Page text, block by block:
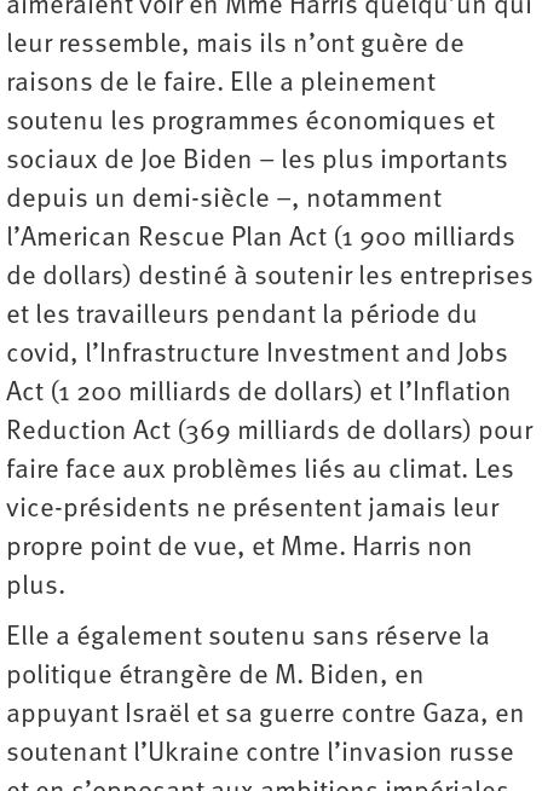
aimeraient voir en Mme Harris quelqu’un qui
leur ressemble, mais ils n’ont guère de
raisons de le faire. Elle a pleinement
soutenu les programmes économiques et
sociaux de Joe Biden – les plus importants
depuis un demi-siècle –, notamment
l’American Rescue Plan Act (1 900 milliards
de dollars) destiné à soutenir les entreprises
et les travailleurs pendant la période du
covid, l’Infrastructure Investment and Jobs
Act (1 200 milliards de dollars) et l’Inflation
Reduction Act (369 milliards de dollars) pour
faire face aux problèmes liés au climat. Les
vice-présidents ne présentent jamais leur
propre point de vue, et Mme. Harris non
plus.
Elle a également soutenu sans réserve la
politique étrangère de M. Biden, en
appuyant Israël et sa guerre contre Gaza, en
soutenant l’Ukraine contre l’invasion russe